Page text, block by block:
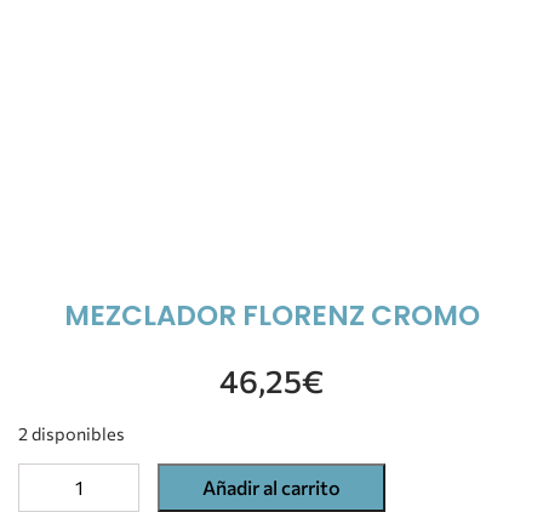
MEZCLADOR FLORENZ CROMO
46,25€
2 disponibles
Añadir al carrito